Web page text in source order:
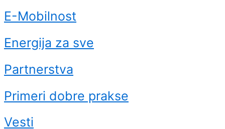
E-Mobilnost
Energija za sve
Partnerstva
Primeri dobre prakse
Vesti